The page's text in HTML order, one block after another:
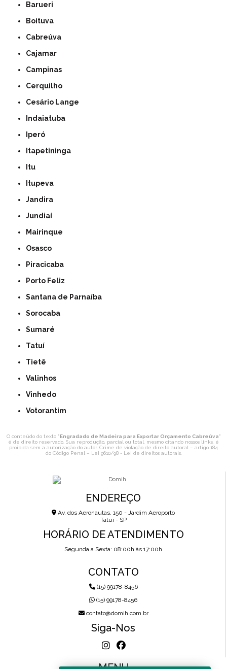
Barueri
Boituva
Cabreúva
Cajamar
Campinas
Cerquilho
Cesário Lange
Indaiatuba
Iperó
Itapetininga
Itu
Itupeva
Jandira
Jundiaí
Mairinque
Osasco
Piracicaba
Porto Feliz
Santana de Parnaíba
Sorocaba
Sumaré
Tatuí
Tietê
Valinhos
Vinhedo
Votorantim
O conteúdo do texto "Engradado de Madeira para Exportar Orçamento Cabreúva"
é de direito reservado. Sua reprodução, parcial ou total, mesmo citando nossos links, é
proibida sem a autorização do autor. Crime de violação de direito autoral – artigo 184
do Código Penal – Lei 9610/98 - Lei de direitos autorais.
ENDEREÇO
Av. dos Aeronautas, 150 - Jardim Aeroporto
Tatuí - SP
HORÁRIO DE ATENDIMENTO
Segunda a Sexta: 08:00h às 17:00h
CONTATO
(15) 99178-8456
(15) 99178-8456
contato@domih.com.br
Siga-Nos